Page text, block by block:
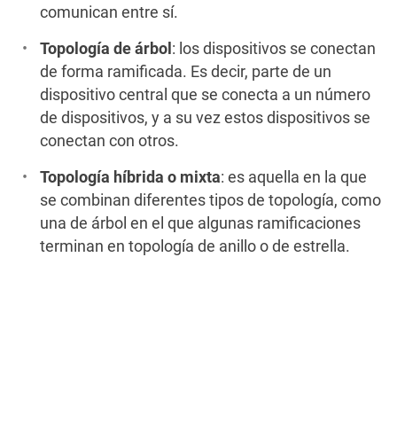
comunican entre sí.
Topología de árbol : los dispositivos se conectan
de forma ramificada. Es decir, parte de un
dispositivo central que se conecta a un número
de dispositivos, y a su vez estos dispositivos se
conectan con otros.
Topología híbrida o mixta: es aquella en la que
se combinan diferentes tipos de topología, como
una de árbol en el que algunas ramificaciones
terminan en topología de anillo o de estrella.